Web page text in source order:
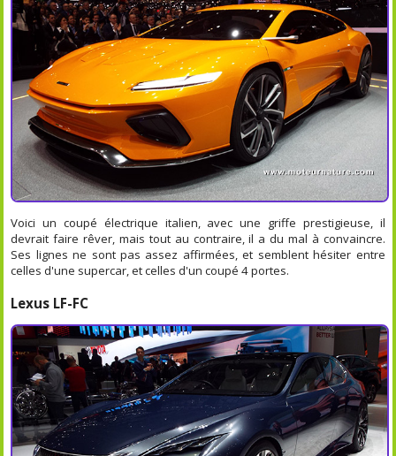
Voici un coupé électrique italien, avec une griffe prestigieuse, il
devrait faire rêver, mais tout au contraire, il a du mal à convaincre.
Ses lignes ne sont pas assez affirmées, et semblent hésiter entre
celles d'une supercar, et celles d'un coupé 4 portes.
Lexus LF-FC